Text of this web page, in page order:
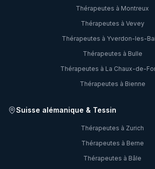
Thérapeutes à Montreux
Thérapeutes à Vevey
Thérapeutes à Yverdon-les-
Thérapeutes à Bulle
Thérapeutes à La Chaux-de-
Thérapeutes à Bienne
Suisse alémanique & Tessin
Thérapeutes à Zurich
Thérapeutes à Berne
Thérapeutes à Bâle